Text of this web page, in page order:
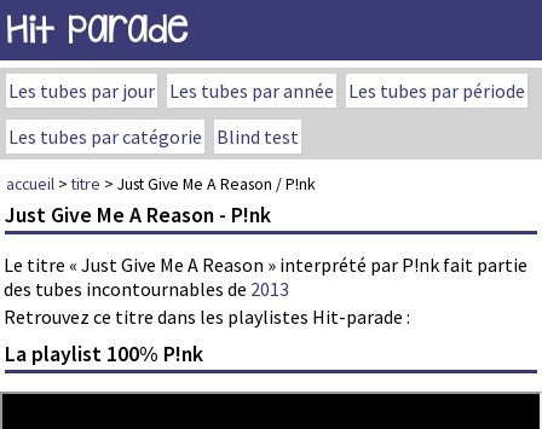
Hit Parade
Les tubes par jour Les tubes par année
Les tubes par période
Les tubes par catégorie
Blind test
accueil >titre > Just Give Me A Reason / P!nk
Just Give Me A Reason - P!nk
Le titre « Just Give Me A Reason » interprété par P!nk fait partie
des tubes incontournables de 2013
Retrouvez ce titre dans les playlistes Hit-parade :
La playlist 100% P!nk